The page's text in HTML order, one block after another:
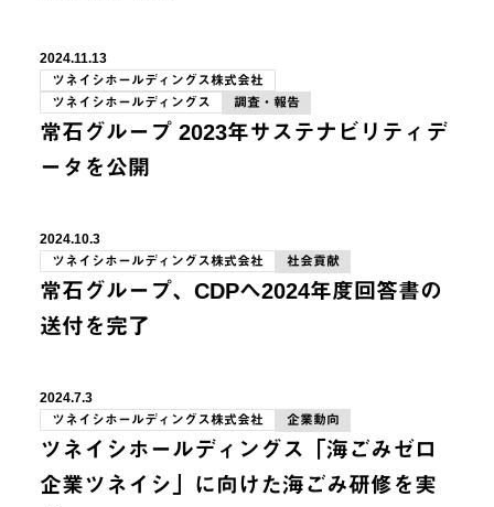
2024.11.13
ツネイシホールディングス株式会社
ツネイシホールディングス
調査・報告
常石グループ 2023年サステナビリティデ
ータを公開
2024.10.3
ツネイシホールディングス株式会社
社会貢献
常石グループ、CDPへ2024年度回答書の
送付を完了
2024.7.3
ツネイシホールディングス株式会社
企業動向
ツネイシホールディングス「海ごみゼロ
企業ツネイシ」に向けた海ごみ研修を実